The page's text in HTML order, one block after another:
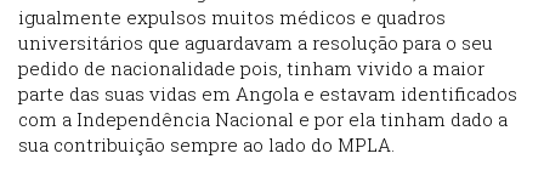
igualmente expulsos muitos médicos e quadros
universitários que aguardavam a resolução para o seu
pedido de nacionalidade pois, tinham vivido a maior
parte das suas vidas em Angola e estavam identificados
com a Independência Nacional e por ela tinham dado a
sua contribuição sempre ao lado do MPLA.